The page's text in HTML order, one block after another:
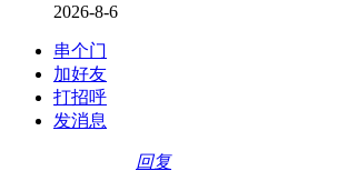
2026-8-6
串个门
加好友
打招呼
发消息
回复